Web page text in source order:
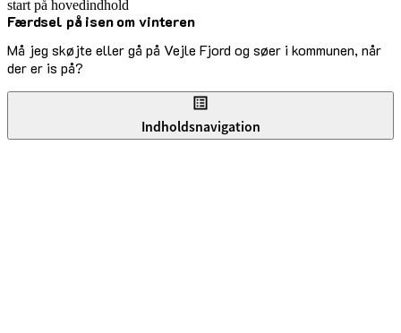
start på hovedindhold
Færdsel på isen om vinteren
Må jeg skøjte eller gå på Vejle Fjord og søer i kommunen, når
der er is på?
senest opdateret 21. februar 2026
Indholdsnavigation